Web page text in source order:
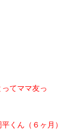
てママ友っ
くん（６ヶ月）